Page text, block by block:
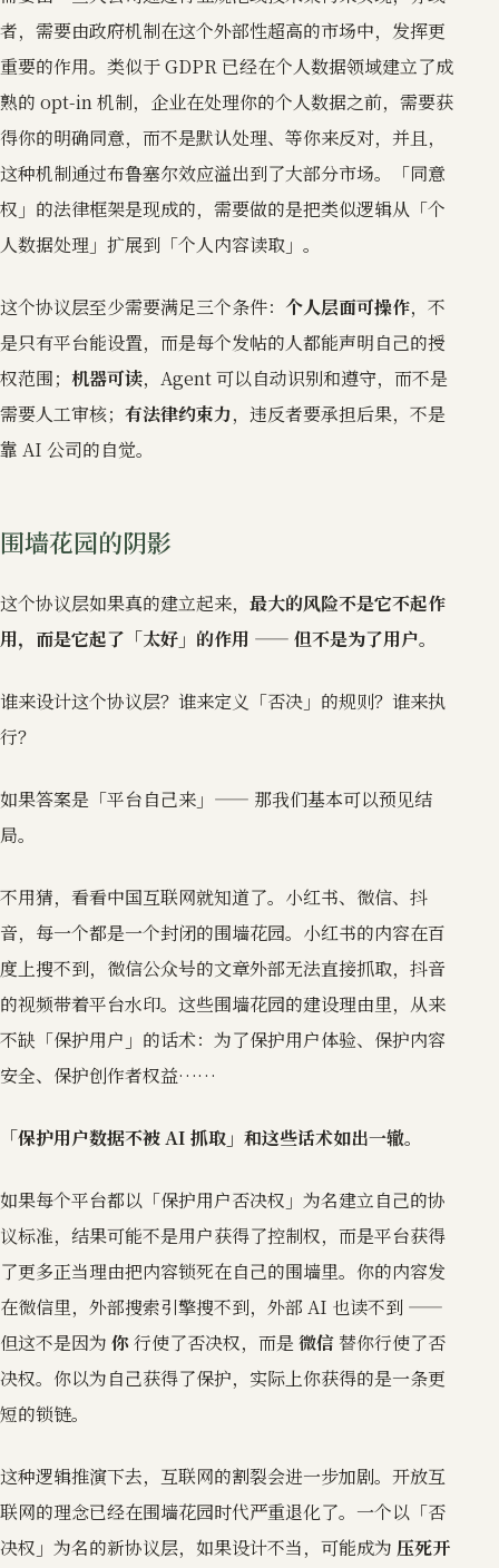
者，需要由政府机制在这个外部性超高的市场中，发挥更
重要的作用。类似于 GDPR 已经在个人数据领域建立了成
熟的 opt-in 机制，企业在处理你的个人数据之前，需要获
得你的明确同意，而不是默认处理、等你来反对，并且，
这种机制通过布鲁塞尔效应溢出到了大部分市场。「同意
权」的法律框架是现成的，需要做的是把类似逻辑从「个
人数据处理」扩展到「个人内容读取」。
这个协议层至少需要满足三个条件： 个人层面可操作，不
是只有平台能设置，而是每个发帖的人都能声明自己的授
权范围； 机器可读，Agent 可以自动识别和遵守，而不是
需要人工审核； 有法律约束力，违反者要承担后果，不是
靠 AI 公司的自觉。
围墙花园的阴影
这个协议层如果真的建立起来， 最大的风险不是它不起作
用，而是它起了「太好」的作用 —— 但不是为了用户。
谁来设计这个协议层？谁来定义「否决」的规则？谁来执
行？
如果答案是「平台自己来」—— 那我们基本可以预见结
局。
不用猜，看看中国互联网就知道了。小红书、微信、抖
音，每一个都是一个封闭的围墙花园。小红书的内容在百
度上搜不到，微信公众号的文章外部无法直接抓取，抖音
的视频带着平台水印。这些围墙花园的建设理由里，从来
不缺「保护用户」的话术：为了保护用户体验、保护内容
安全、保护创作者权益……
「保护用户数据不被 AI 抓取」和这些话术如出一辙。
如果每个平台都以「保护用户否决权」为名建立自己的协
议标准，结果可能不是用户获得了控制权，而是平台获得
了更多正当理由把内容锁死在自己的围墙里。你的内容发
在微信里，外部搜索引擎搜不到，外部 AI 也读不到 ——
但这不是因为 你行使了否决权，而是 微信 替你行使了否
决权。你以为自己获得了保护，实际上你获得的是一条更
短的锁链。
这种逻辑推演下去，互联网的割裂会进一步加剧。开放互
联网的理念已经在围墙花园时代严重退化了。一个以「否
决权」为名的新协议层，如果设计不当，可能成为 压死开